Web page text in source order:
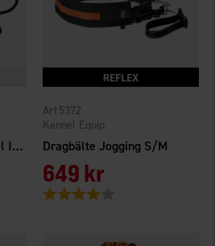
Dogman Retrieverkoppel Iris Dragbälte Jogging S/M
Kennel Equip
5372
649 kr
Betyg: